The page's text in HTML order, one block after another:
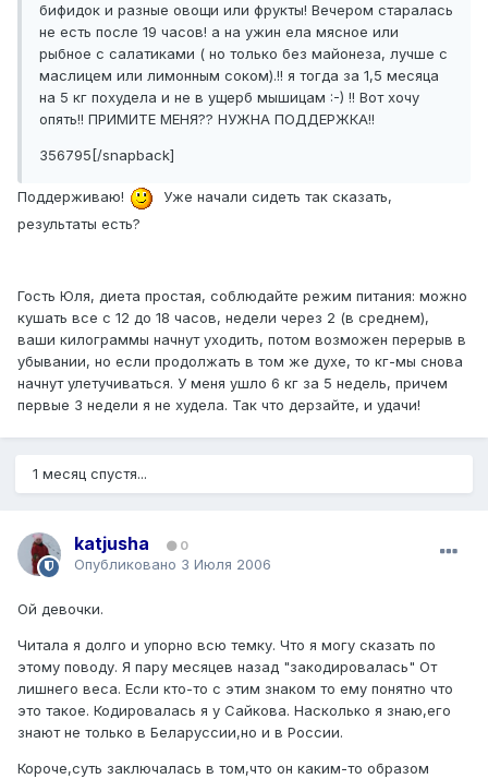
бифидок и разные овощи или фрукты! Вечером старалась
не есть после 19 часов! а на ужин ела мясное или
рыбное с салатиками ( но только без майонеза, лучше с
маслицем или лимонным соком).!! я тогда за 1,5 месяца
на 5 кг похудела и не в ущерб мышицам :-) !! Вот хочу
опять!! ПРИМИТЕ МЕНЯ?? НУЖНА ПОДДЕРЖКА!!
356795[/snapback]
Поддерживаю!
Уже начали сидеть так сказать,
результаты есть?
Гость Юля, диета простая, соблюдайте режим питания: можно
кушать все с 12 до 18 часов, недели через 2 (в среднем),
ваши килограммы начнут уходить, потом возможен перерыв в
убывании, но если продолжать в том же духе, то кг-мы снова
начнут улетучиваться. У меня ушло 6 кг за 5 недель, причем
первые 3 недели я не худела. Так что дерзайте, и удачи!
1 месяц спустя...
katjusha 0
Опубликовано 3 Июля 2006
Ой девочки.
Читала я долго и упорно всю темку. Что я могу сказать по
этому поводу. Я пару месяцев назад "закодировалась" От
лишнего веса. Если кто-то с этим знаком то ему понятно что
это такое. Кодировалась я у Сайкова. Насколько я знаю,его
знают не только в Беларуссии,но и в России.
Короче,суть заключалась в том,что он каким-то образом